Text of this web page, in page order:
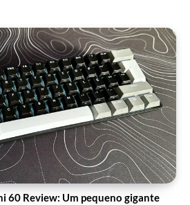
60 Review: Um pequeno gigante